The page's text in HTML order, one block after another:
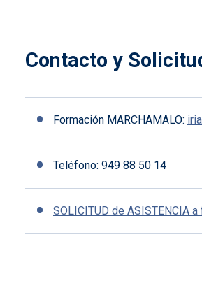
Contacto y
Formación MARCHAMALO:
Teléfono: 949 88 50 14
SOLICITUD de ASISTENCIA